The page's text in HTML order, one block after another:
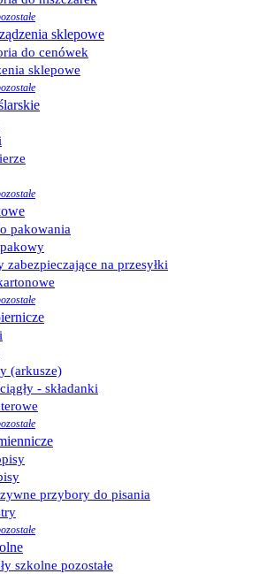
sklepowe
do cenówek
sklepowe
pakowania
zabezpieczające na przesyłki
(arkusze)
- składanki
przybory do pisania
szkolne pozostałe